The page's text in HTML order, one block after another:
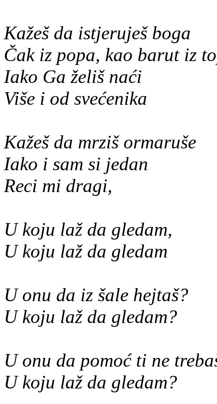
Kažeš da istjeruješ boga
Čak iz popa, kao barut iz
Iako Ga želiš naći
Više i od svećenika
Kažeš da mrziš ormaruše
Iako i sam si jedan
Reci mi dragi,
U koju laž da gledam,
U koju laž da gledam
U onu da iz šale hejtaš?
U koju laž da gledam?
U onu da pomoć ti ne
U koju laž da gledam?